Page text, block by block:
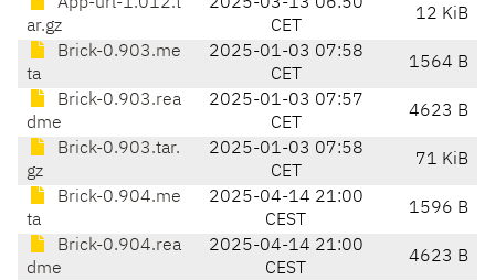
ar.gz
CET
12 KiB
Brick-0.903.me
ta
2025-01-03 07:58
CET
1564 B
Brick-0.903.rea
dme
2025-01-03 07:57
CET
4623 B
Brick-0.903.tar.
gz
2025-01-03 07:58
CET
71 KiB
Brick-0.904.me
ta
2025-04-14 21:00
CEST
1596 B
Brick-0.904.rea
dme
2025-04-14 21:00
CEST
4623 B